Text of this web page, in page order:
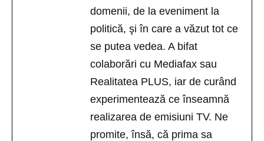
domenii, de la eveniment la
politică, şi în care a văzut tot ce
se putea vedea. A bifat
colaborări cu Mediafax sau
Realitatea PLUS, iar de curând
experimentează ce înseamnă
realizarea de emisiuni TV. Ne
promite, însă, că prima sa